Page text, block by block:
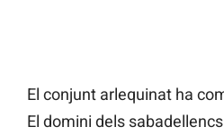
El conjunt arlequinat ha
El domini dels